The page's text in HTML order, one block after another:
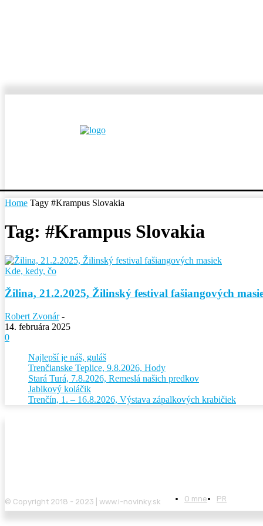
Home Tagy #Krampus Slovakia
Tag: #Krampus Slovakia
Kde, kedy, čo
Žilina, 21.2.2025, Žilinský festival fašiangových
Robert Zvonár -
14. februára 2025
0
Najlepší je náš, guláš
Trenčianske Teplice, 9.8.2026, Hody
Stará Turá, 7.8.2026, Remeslá našich predkov
Jablkový koláčik
Trenčín, 1. – 16.8.2026, Výstava zápalkových krabičiek
© Copyright 2018 - 2023 | www.i-novinky.sk O mne PR